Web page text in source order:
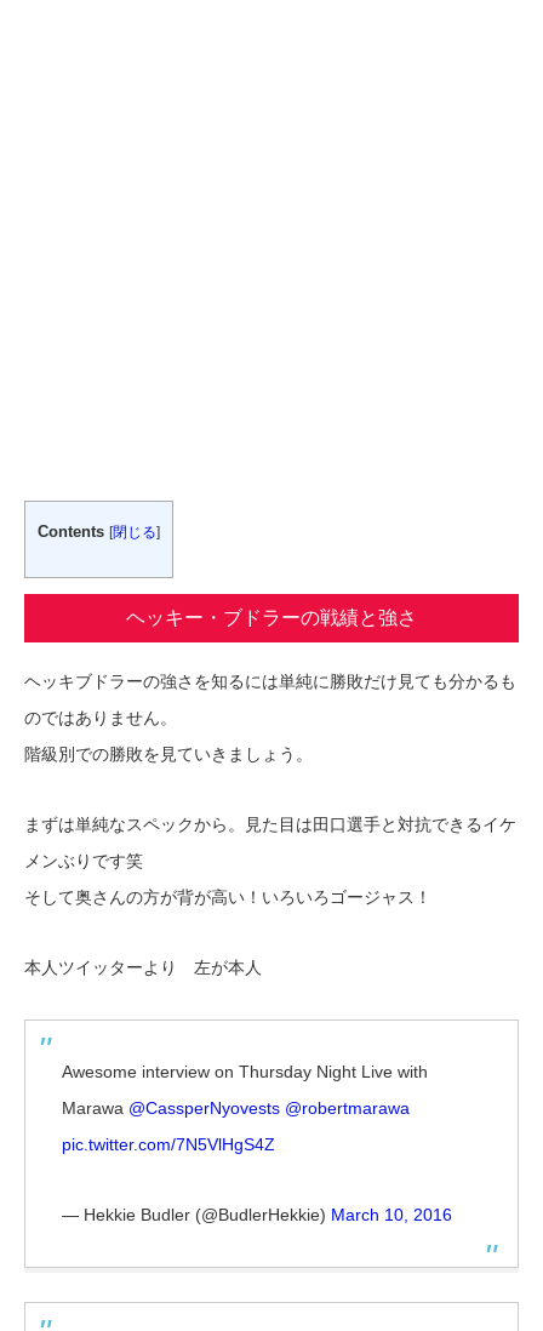
Contents [閉じる]
ヘッキー・ブドラーの戦績と強さ
ヘッキブドラーの強さを知るには単純に勝敗だけ見ても分かるも
のではありません。
階級別での勝敗を見ていきましょう。
まずは単純なスペックから。見た目は田口選手と対抗できるイケ
メンぶりです笑
そして奥さんの方が背が高い！いろいろゴージャス！
本人ツイッターより 左が本人
Awesome interview on Thursday Night Live with
Marawa @CassperNyovests @robertmarawa
pic.twitter.com/7N5VlHgS4Z
— Hekkie Budler (@BudlerHekkie) March 10, 2016